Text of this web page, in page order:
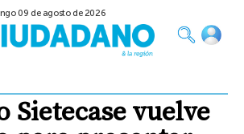
09 de agosto de 2026
Sietecase vuelve